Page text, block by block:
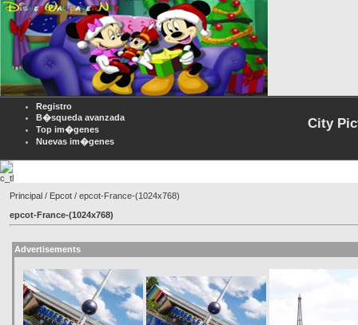
Registro
B�squeda avanzada
Top im�genes
Nuevas im�genes
City
Principal / Epcot / epcot-France-(1024x768)
epcot-France-(1024x768)
Advertisements